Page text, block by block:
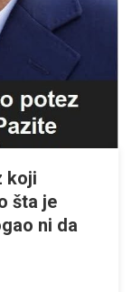
koji
šta je
ni da